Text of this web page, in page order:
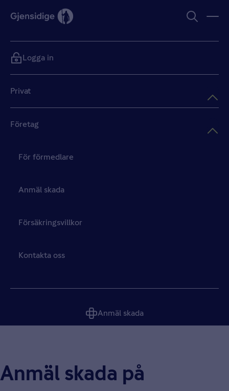
Privat
Företag
För förmedlare
Anmäl skada
Försäkringsvillkor
Kontakta oss
Anmäl skada
Logga in
Anmäl skada på